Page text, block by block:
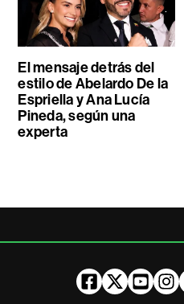
El mensaje detrás del
estilo de Abelardo De la
Espriella y Ana Lucía
Pineda, según una
experta